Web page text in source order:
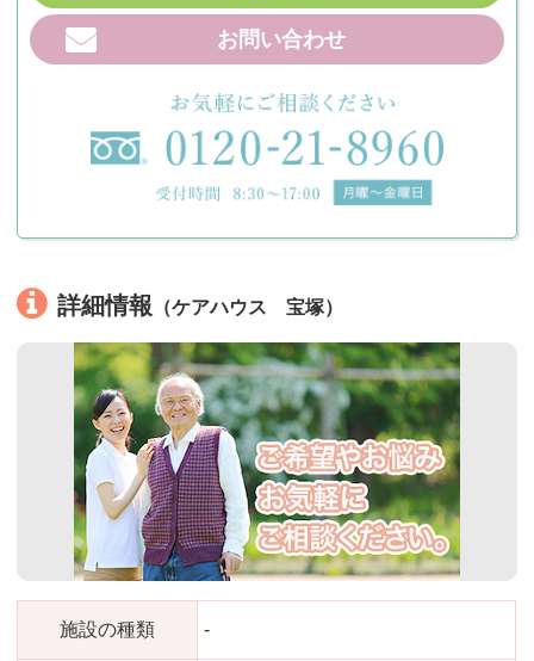
お問い合わせ
詳細情報 （ケアハウス 宝塚）
施設の種類 -